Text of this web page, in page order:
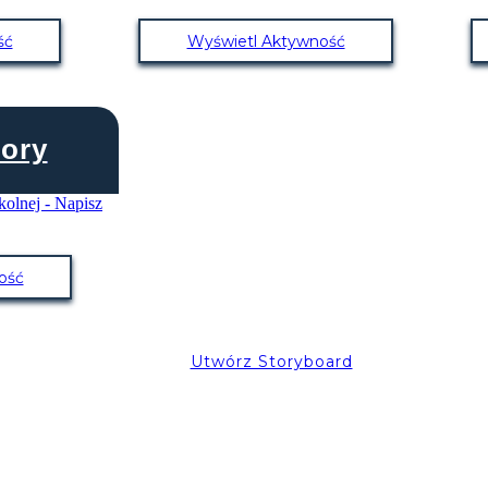
Wyświetl Aktywność
Utwórz Storyboard